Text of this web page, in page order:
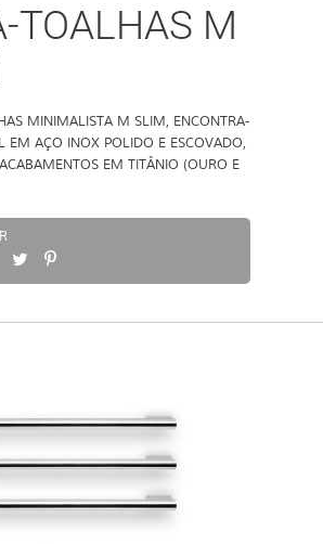
TOALHAS M
MINIMALISTA M SLIM, ENCONTRA-
EM AÇO INOX POLIDO E ESCOVADO,
EM TITÂNIO (OURO E